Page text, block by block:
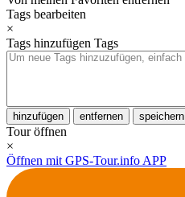
Tags bearbeiten
×
Tags hinzufügen Tags
hinzufügen entfernen speichern
Tour öffnen
×
Öffnen mit GPS-Tour.info APP